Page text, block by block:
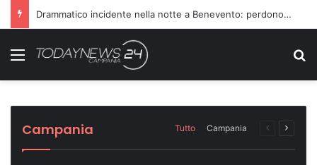
Drammatico incidente nella notte a Benevento: perdono la vita due persone
Menu
Cronaca NA
Cronaca NA
Attualità NA
Attualità BN
Attualità SA
Campania Tutto Campania
Pagina